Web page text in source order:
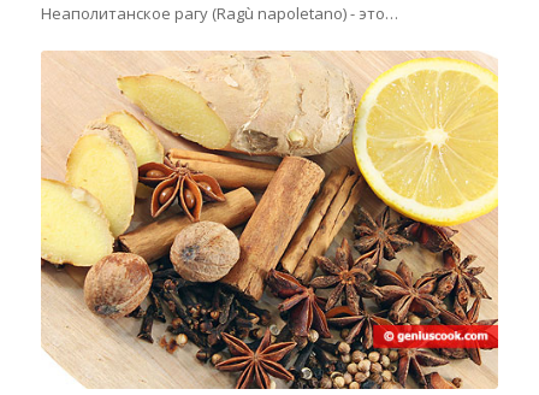
Неаполитанское рагу (Ragù napoletano) - это…